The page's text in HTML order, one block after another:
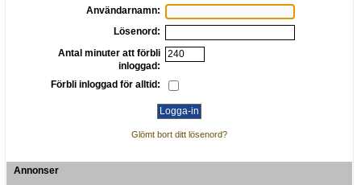
Användarnamn:
Lösenord:
Antal minuter att förbli
inloggad:
Förbli inloggad för alltid:
Glömt bort ditt lösenord?
Annonser